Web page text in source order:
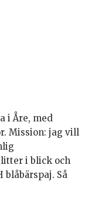
i Åre, med
Mission: jag vill
i blick och
Så